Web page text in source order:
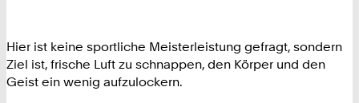
Hier ist keine sportliche Meisterleistung gefragt, sondern
Ziel ist, frische Luft zu schnappen, den Körper und den
Geist ein wenig aufzulockern.